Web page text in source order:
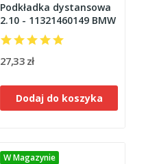
Podkładka dystansowa
2.10 - 11321460149 BMW
27,33 zł
Dodaj do koszyka
W Magazynie